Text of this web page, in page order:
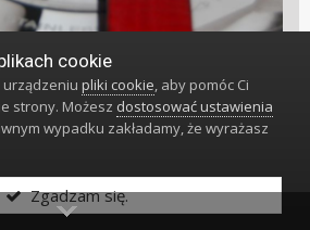
coś czerwonego
cookie
urządzeniupliki cookie, aby pomóc Ci
strony. Możesz dostosować ustawienia
wypadku zakładamy, że wyrażasz
Zgadzam się.